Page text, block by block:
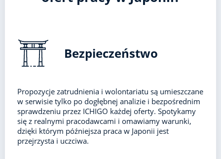
Bezpieczeństwo
Propozycje zatrudnienia i wolontariatu są umieszczane
w serwisie tylko po dogłębnej analizie i bezpośrednim
sprawdzeniu przez ICHIGO każdej oferty. Spotykamy
się z realnymi pracodawcami i omawiamy warunki,
dzięki którym późniejsza praca w Japonii jest
przejrzysta i uczciwa.